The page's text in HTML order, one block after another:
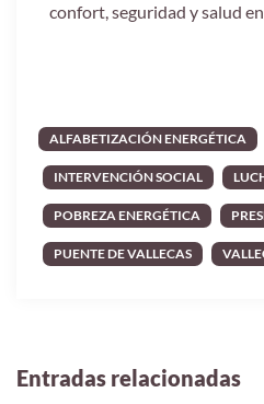
confort, seguridad y salud
ALFABETIZACIÓN ENERGÉTICA
INTERVENCIÓN SOCIAL
POBREZA ENERGÉTICA
PUENTE DE VALLECAS
Entradas relacionadas